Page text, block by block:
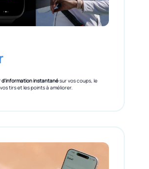
instantanésur vos coups, le
tirs et les points à améliorer.